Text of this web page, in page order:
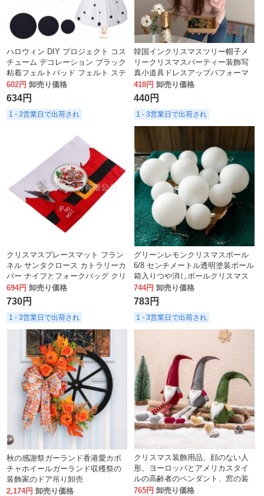
ハロウィン DIY プロジェクト コス
チューム デコレーション ブラック
粘着フェルトパッド フェルト ステ
ッカー クラフト
602円 卸売り価格
634円
1 - 3営業日で出荷され
韓国インクリスマスツリー帽子メ
リークリスマスパーティー装飾写
真小道具ドレスアップパフォーマ
ンス
418円 卸売り価格
440円
1 - 3営業日で出荷され
クリスマスプレースマット フラン
ネル サンタクロース カトラリーカ
バー ナイフとフォークバッグ クリ
スマスギフト クリスマスパーティ
ー用品
694円 卸売り価格
730円
1 - 3営業日で出荷され
グリーンレモンクリスマスボール
6/8 センチメートル透明塗装ボール
箱入りつや消しボールクリスマス
装飾モール装飾
744円 卸売り価格
783円
1 - 3営業日で出荷され
秋の感謝祭ガーランド香港愛カボ
チャホイールガーランド収穫祭の
装飾家のドア吊り卸売
2,174円 卸売り価格
クリスマス装飾用品、顔のない人
形、ヨーロッパとアメリカスタイ
ルの高齢者のペンダント、窓の装
飾バッチ
765円 卸売り価格